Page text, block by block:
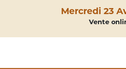
Mercredi 23
Vente